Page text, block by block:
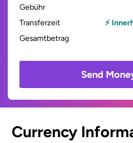
Gebühr
Transferzeit
⚡
Gesamtbetrag
Send
Currency